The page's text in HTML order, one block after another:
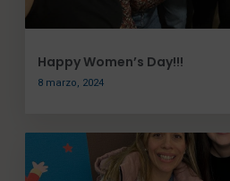
Happy Women’s Day!!!
8 marzo, 2024